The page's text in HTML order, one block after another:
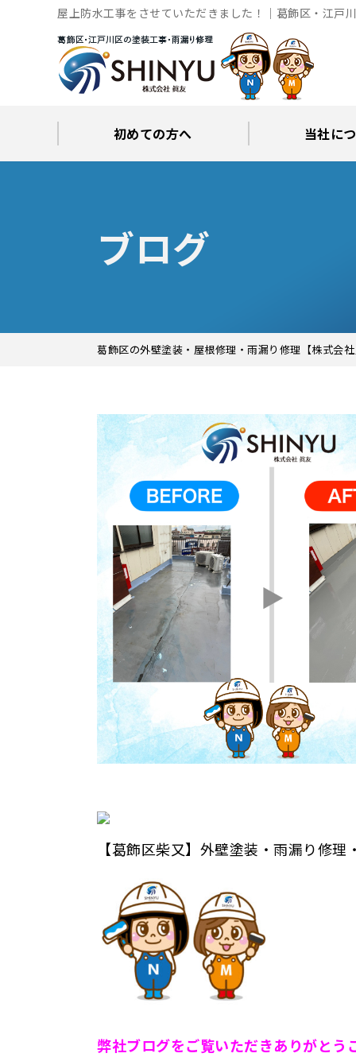
屋上防水工事をさせていただきました！｜葛飾区・江戸
初めての方へ 当社に
ブログ
葛飾区の外壁塗装・屋根修理・雨漏り修理【株式会
【葛飾区柴又】外壁塗装・雨漏り修
弊社ブログをご覧いただきありがとう